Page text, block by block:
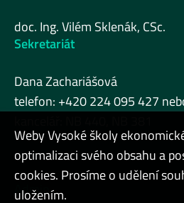
doc. Ing. Vilém Sklenák, CSc.
Sekretariát
Dana Zachariášová
telefon: +420 224 095 427
Admin
Weby Vysoké školy
optimalizaci svého obsahu a
cookies. Prosíme o udělení
uložením.